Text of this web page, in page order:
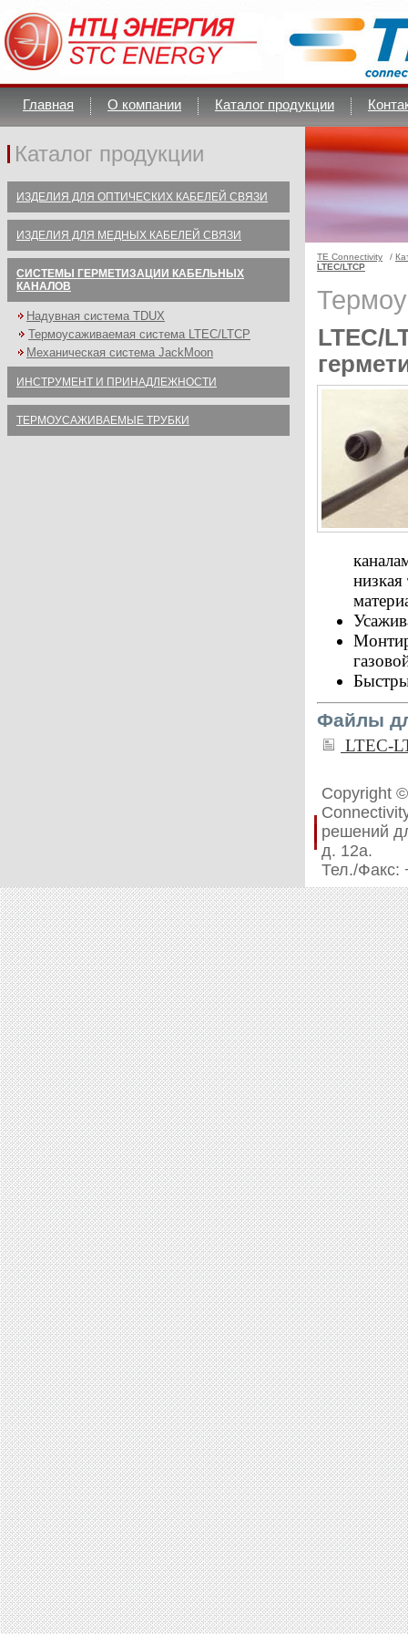
Главная О компании Каталог продукции
Каталог продукции
ИЗДЕЛИЯ ДЛЯ ОПТИЧЕСКИХ КАБЕЛЕЙ СВЯЗИ
ИЗДЕЛИЯ ДЛЯ МЕДНЫХ КАБЕЛЕЙ СВЯЗИ
СИСТЕМЫ ГЕРМЕТИЗАЦИИ КАБЕЛЬНЫХ
КАНАЛОВ
Надувная система TDUX
Термоусаживаемая система LTEC/LTCP
Механическая система JackMoon
ИНСТРУМЕНТ И ПРИНАДЛЕЖНОСТИ
ТЕРМОУСАЖИВАЕМЫЕ ТРУБКИ
TE Connectivity /
LTEC/LTCP
LTEC/
Файлы
LTEC-
Copyright
решений
д. 12а.
Тел./Факс: